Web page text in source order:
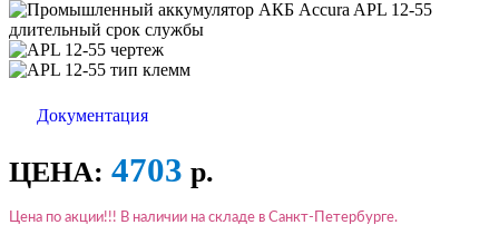
Документация
ЦЕНА: 4703 р.
Цена по акции!!! В наличии на складе в Санкт-Петербурге.